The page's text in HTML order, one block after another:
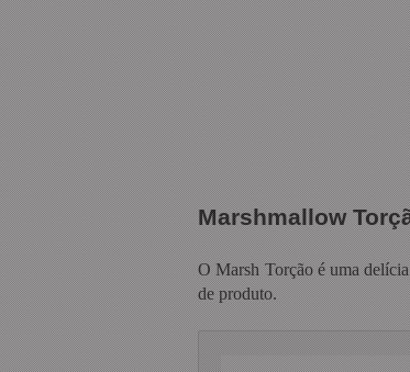
Marshmallow
O Marsh Torção é uma
de produto.